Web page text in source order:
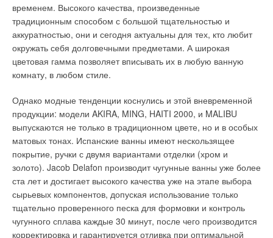
временем. Высокого качества, произведенные
традиционным способом с большой тщательностью и
аккуратностью, они и сегодня актуальны для тех, кто любит
окружать себя долговечными предметами. А широкая
цветовая гамма позволяет вписывать их в любую ванную
комнату, в любом стиле.
Однако модные тенденции коснулись и этой вневременной
продукции: модели AKIRA, MING, HAITI 2000, и MALIBU
выпускаются не только в традиционном цвете, но и в особых
матовых тонах. Испанские ванны имеют нескользящее
покрытие, ручки с двумя вариантами отделки (хром и
золото). Jacob Delafon производит чугунные ванны уже более
ста лет и достигает высокого качества уже на этапе выбора
сырьевых компонентов, допуская использование только
тщательно проверенного песка для формовки и контроль
чугунного сплава каждые 30 минут, после чего производится
корректировка и гарантируется отливка при оптимальной
качества и надежности. Особенно ценной характеристикой
является простота монтажа и обслуживания.
Водонагреватель емкостного типа, как и газовая колонка,
является установкой прямого нагрева, но в отличие от нее
не нагревает воду в режиме протока.
отличие от газовой колонки он имеет относительно
небольшую мощность и поэтому требуется некоторое время
для нагрева воды, которое зависит от выставленной
температуры, емкости и мощности накопителя. Обычно
учитывается только время первоначального нагрева, так как
при дальнейшей работе водонагреватель работает в режиме
поддержания заданной температуры.
Для семьи из 3–4 человек при среднем расходе воды обычно
достаточно 120-литровой емкости. При подключении
необходимо выделить настенные газовые котлы, или так
называемые термоблоки, которые имеют очень широкое
распространение на Западе.
Их предлагают почти все фирмы, производящие и
поставляющие на российский рынок котельное
оборудование. Настенный генератор теплоты имеет много
преимуществ. Он компактен, удобен в монтаже и
эксплуатации, универсален в выборе места его размещения
в доме. Котел оснащен уже встроенным в него необходимым
оборудованием: циркуляционным насосом, расширительным
мембранным баком, воздухоотводчиком, предохранительной
и запорной арматурой.
Определенный тип данного котла позволяет отказаться от
традиционной дымовой трубы и отводить продукты сгорания
с помощью специальной конструкции “труба в трубе”.